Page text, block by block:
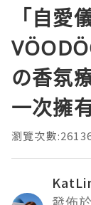
「自愛
の香氛
一次擁
瀏覽次數